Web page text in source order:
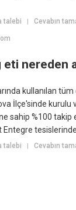
talebi |Cevabın
eti nereden
kullanılan
İlçe'sinde kurulu
sahip %100 takip
Entegre
talebi |Cevabın